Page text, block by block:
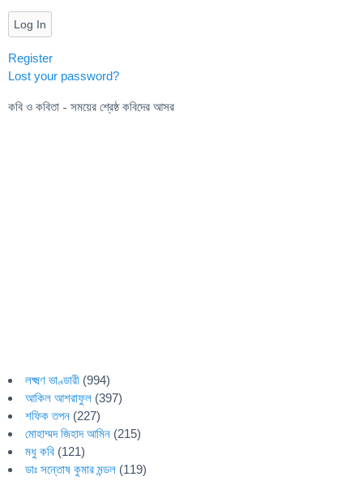
Log In
Register
Lost your password?
কবি ও কবিতা - সময়ের শ্রেষ্ঠ কবিদের আসর
লক্ষ্মণ ভাণ্ডারী (994)
আকিল আশরাফুল (397)
শফিক তপন (227)
মোহাম্মদ জিহাদ আমিন (215)
মধু কবি (121)
ডাঃ সন্তোষ কুমার মন্ডল (119)